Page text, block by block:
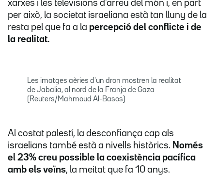
xarxes i les televisions d'arreu del món i, en part
per això, la societat israeliana està tan lluny de la
resta pel que fa a la percepció del conflicte i de
la realitat.
Les imatges aèries d'un dron mostren la realitat
de Jabalia, al nord de la Franja de Gaza
(Reuters/Mahmoud Al-Basos)
Al costat palestí, la desconfiança cap als
israelians també està a nivells històrics. Només
el 23% creu possible la coexistència pacífica
amb els veïns, la meitat que fa 10 anys.